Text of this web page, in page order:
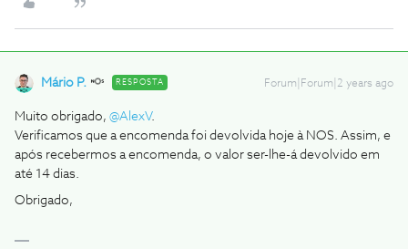
Mário P. RESPOSTA Forum|Forum|2 years ago
Muito obrigado, @AlexV.
Verificamos que a encomenda foi devolvida hoje à NOS. Assim, e
após recebermos a encomenda, o valor ser-lhe-á devolvido em
até 14 dias.
Obrigado,